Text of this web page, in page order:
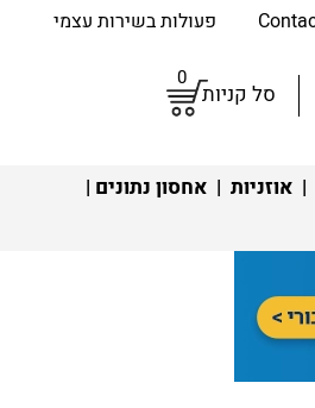
פעולות בשירות עצמי
סל קניות
0
| אוזניות | אחסון נתונים |